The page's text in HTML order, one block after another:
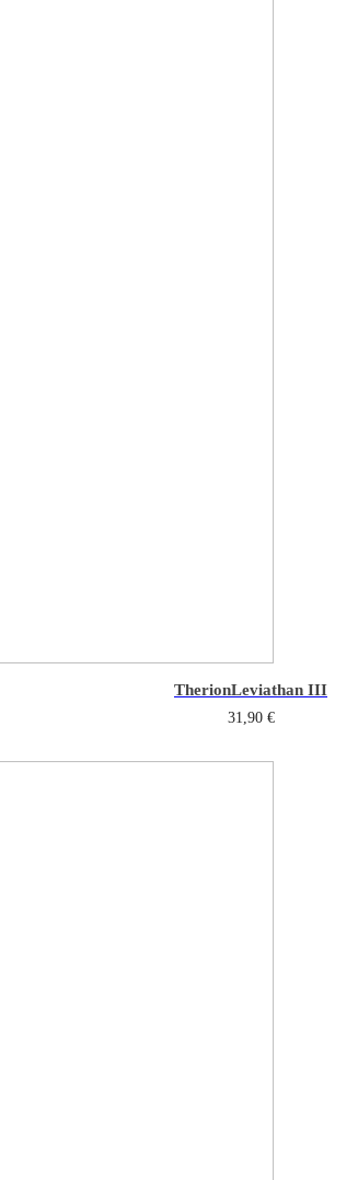
TherionLeviathan III
31,90 €